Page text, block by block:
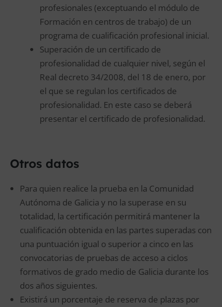
profesionales (exceptuando el módulo de
Formación en centros de trabajo) de un
programa de cualificación profesional inicial.
Superación de un certificado de
profesionalidad de cualquier nivel, según el
Real decreto 34/2008, del 18 de enero, por
el que se regulan los certificados de
profesionalidad. En este caso se deberá
presentar el certificado de profesionalidad.
Otros datos
Para quien realice la prueba en la Comunidad
Autónoma de Galicia y no la superase en su
totalidad, la certificación permitirá mantener la
cualificación obtenida en las partes superadas con
una puntuación igual o superior a cinco en las
convocatorias de pruebas de acceso a ciclos
formativos de grado medio de Galicia durante los
dos años siguientes.
Existirá un porcentaje de reserva de plazas por